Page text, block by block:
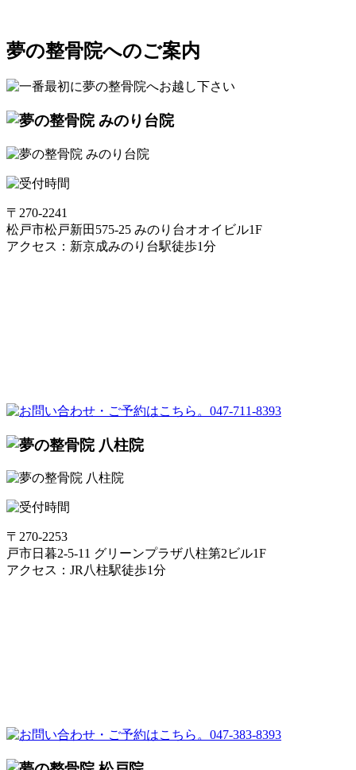
夢の整骨院へのご案内
〒270-2241
松戸市松戸新田575-25 みのり台オオイビル1F
アクセス：新京成みのり台駅徒歩1分
〒270-2253
戸市日暮2-5-11 グリーンプラザ八柱第2ビル1F
アクセス：JR八柱駅徒歩1分